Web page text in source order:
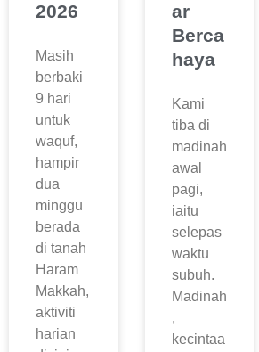
2026
Masih
berbaki
9 hari
untuk
waquf,
hampir
dua
minggu
berada
di tanah
Haram
Makkah,
aktiviti
harian
ar
Berca
haya
Kami
tiba di
madinah
awal
pagi,
iaitu
selepas
waktu
subuh.
Madinah
,
kecintaa